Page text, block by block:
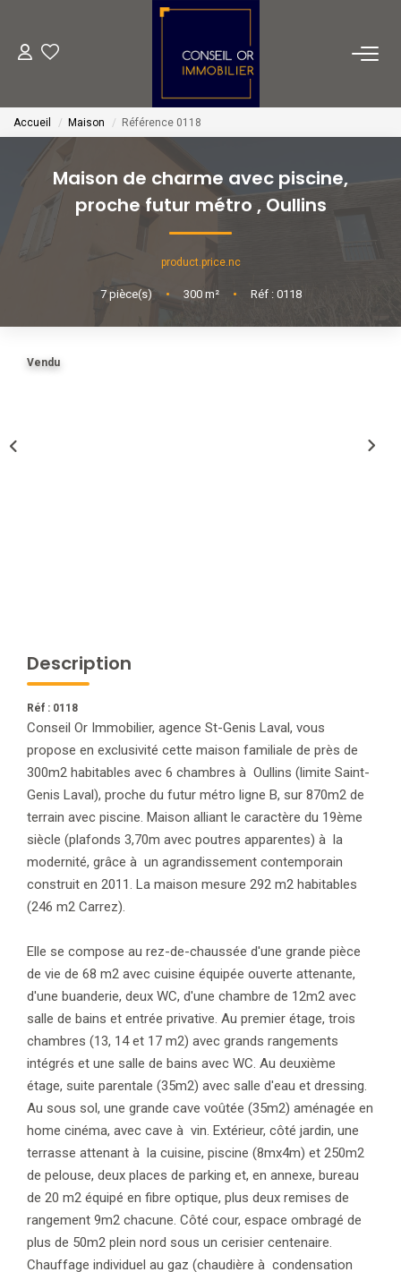
Transaction
CONTACT
Accueil Maison Référence 0118
Maison de charme avec piscine,
proche futur métro , Oullins
product.price.nc
7pièce(s) • 300m² • Réf : 0118
Vendu
Description
Réf : 0118
Conseil Or Immobilier, agence St-Genis Laval, vous
propose en exclusivité cette maison familiale de près de
300m2 habitables avec 6 chambres à Oullins (limite Saint-
Genis Laval), proche du futur métro ligne B, sur 870m2 de
terrain avec piscine. Maison alliant le caractère du 19ème
siècle (plafonds 3,70m avec poutres apparentes) à la
modernité, grâce à un agrandissement contemporain
construit en 2011. La maison mesure 292 m2 habitables
(246 m2 Carrez).
Elle se compose au rez-de-chaussée d'une grande pièce
de vie de 68 m2 avec cuisine équipée ouverte attenante,
d'une buanderie, deux WC, d'une chambre de 12m2 avec
salle de bains et entrée privative. Au premier étage, trois
chambres (13, 14 et 17 m2) avec grands rangements
intégrés et une salle de bains avec WC. Au deuxième
étage, suite parentale (35m2) avec salle d'eau et dressing.
Au sous sol, une grande cave voûtée (35m2) aménagée en
home cinéma, avec cave à vin. Extérieur, côté jardin, une
terrasse attenant à la cuisine, piscine (8mx4m) et 250m2
de pelouse, deux places de parking et, en annexe, bureau
de 20 m2 équipé en fibre optique, plus deux remises de
rangement 9m2 chacune. Côté cour, espace ombragé de
plus de 50m2 plein nord sous un cerisier centenaire.
Chauffage individuel au gaz (chaudière à condensation